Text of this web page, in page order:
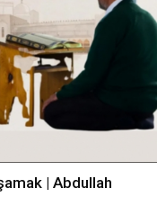
| Abdullah